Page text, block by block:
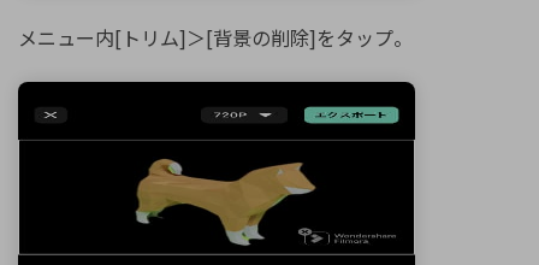
メニュー内[トリム]＞[背景の削除]をタップ。